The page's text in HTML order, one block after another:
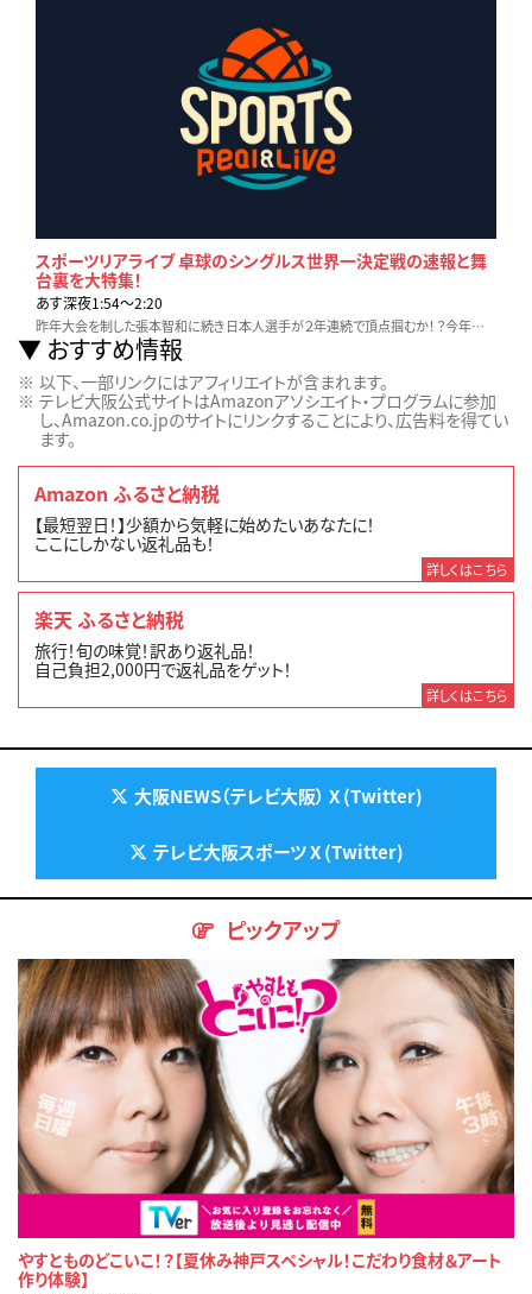
スポーツリアライブ 卓球のシングルス世界一決定戦の速報と舞
台裏を大特集！
あす深夜1:54〜2:20
昨年大会を制した張本智和に続き日本人選手が２年連続で頂点掴むか！？今年国内で唯一開催される国際大会での日本人選手の戦いを詳細にお届け！絶好調の大谷翔平の最新情報
おすすめ情報
以下、一部リンクにはアフィリエイトが含まれます。
テレビ大阪公式サイトはAmazonアソシエイト・プログラムに参加
し、Amazon.co.jpのサイトにリンクすることにより、広告料を得てい
ます。
Amazon ふるさと納税
【最短翌日！】少額から気軽に始めたいあなたに！
ここにしかない返礼品も！
詳しくはこちら
楽天 ふるさと納税
旅行！旬の味覚！訳あり返礼品！
自己負担2,000円で返礼品をゲット！
詳しくはこちら
大阪NEWS（テレビ大阪） X (Twitter)
テレビ大阪スポーツ X (Twitter)
ピックアップ
やすとものどこいこ！？【夏休み神戸スペシャル！こだわり食材＆アート
作り体験】